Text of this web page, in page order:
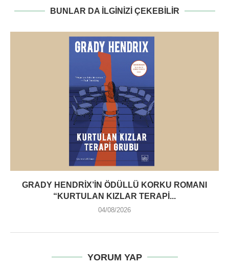
BUNLAR DA ILGINIZI ÇEKEBILIR
GRADY HENDRIX’IN ÖDÜLLÜ KORKU ROMANI
“KURTULAN KIZLAR TERAPI...
04/08/2026
YORUM YAP